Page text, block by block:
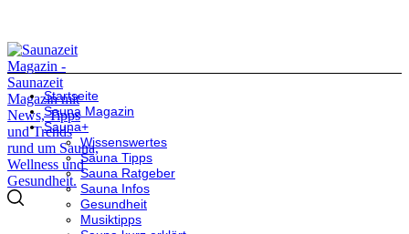
Startseite
Sauna Magazin
Sauna+
Wissenswertes
Sauna Tipps
Sauna Ratgeber
Sauna Infos
Gesundheit
Musiktipps